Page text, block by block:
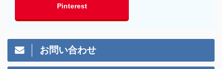
Pinterest
お問い合わせ